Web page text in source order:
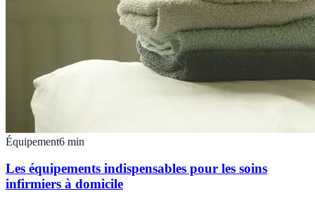
Équipement6 min
Les équipements indispensables pour les soins
infirmiers à domicile